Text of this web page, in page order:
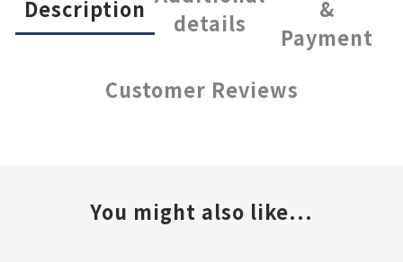
Description
details
&
Payment
Customer Reviews
You might also like...